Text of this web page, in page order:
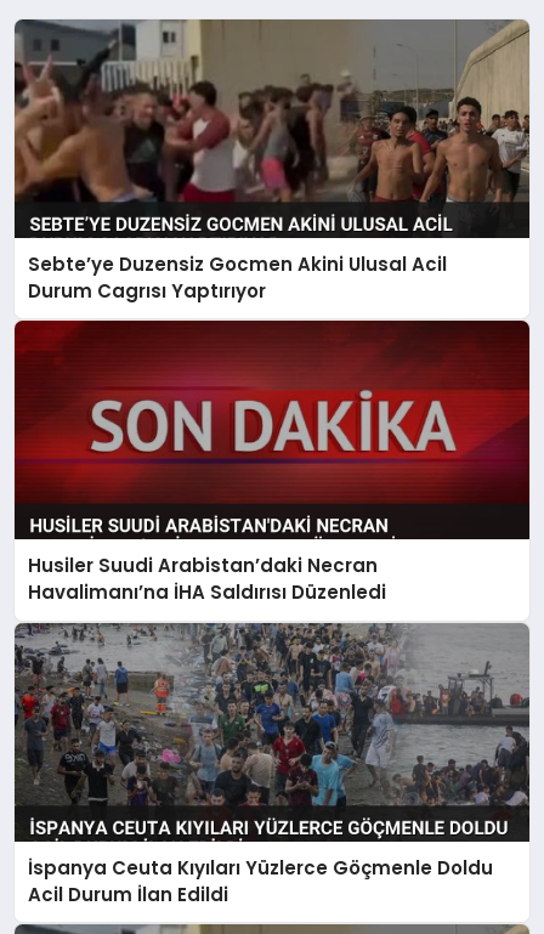
Sebte’ye Duzensiz Gocmen Akini Ulusal Acil
Durum Cagrısı Yaptırıyor
Husiler Suudi Arabistan’daki Necran
Havalimanı’na İHA Saldırısı Düzenledi
İspanya Ceuta Kıyıları Yüzlerce Göçmenle Doldu
Acil Durum İlan Edildi